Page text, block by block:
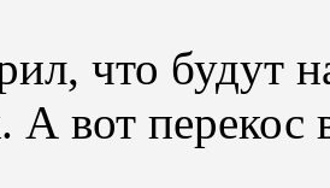
что будут
вот перекос